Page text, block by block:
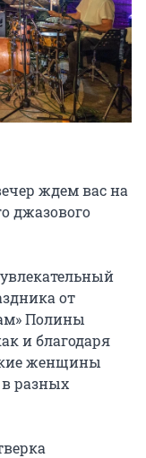
ждем вас на
джазового
от
Полины
и благодаря
женщины
разных